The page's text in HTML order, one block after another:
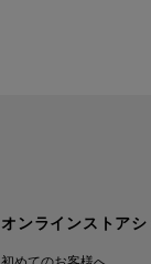
オンラインストア